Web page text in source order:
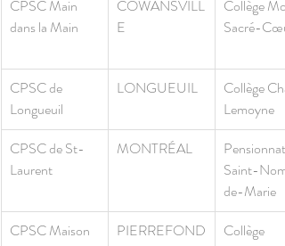
CPSC Main
dans la Main
COWANSVILL
E
Collège
Sacré-Cœur
CPSC de
Longueuil
LONGUEUIL
Collège
Lemoyne
CPSC de St-
Laurent
MONTRÉAL
Pensionnat
Saint-Nom-
de-Marie
CPSC Maison
PIERREFOND
Collège